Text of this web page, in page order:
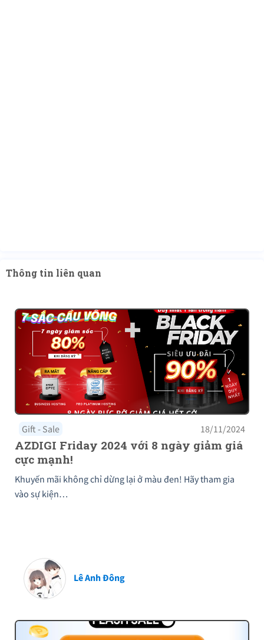
Thông tin liên quan
Gift - Sale 18/11/2024
AZDIGI Friday 2024 với 8 ngày giảm giá
cực mạnh!
Khuyến mãi không chỉ dừng lại ở màu đen! Hãy tham gia
vào sự kiện…
Lê Anh Đông